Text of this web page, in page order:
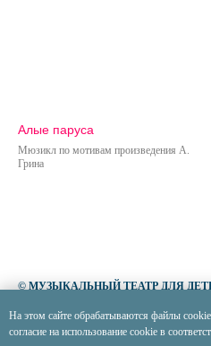
Алые паруса
Мюзикл по мотивам произведения А.
Грина
На этом сайте обрабатываются файлы
согласие на использование cookie в
© МУЗЫКАЛЬНЫЙ ТЕАТР ДЛЯ